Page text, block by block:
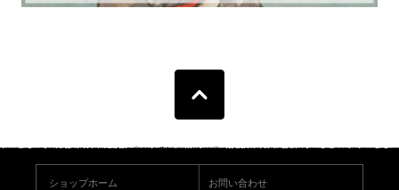
ショップホーム お問い合わせ